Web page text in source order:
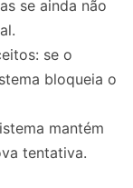
se ainda não
se o
bloqueia o
mantém
tentativa.